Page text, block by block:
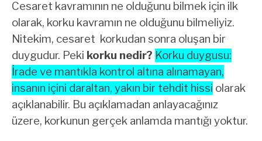
Cesaret kavramının ne olduğunu bilmek için ilk
olarak, korku kavramın ne olduğunu bilmeliyiz.
Nitekim, cesaret korkudan sonra oluşan bir
duygudur. Peki korku nedir? Korku duygusu:
İrade ve mantıkla kontrol altına alınamayan,
insanın içini daraltan, yakın bir tehdit hissi olarak
açıklanabilir. Bu açıklamadan anlayacağınız
üzere, korkunun gerçek anlamda mantığı yoktur.